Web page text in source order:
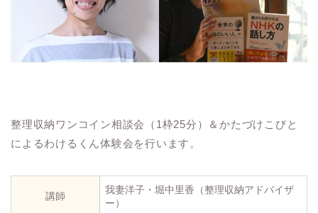
整理収納ワンコイン相談会（1枠25分）＆かたづけこびと
によるわけるくん体験会を行います。
講師
我妻洋子・堀中里香（整理収納アドバイザ
ー）